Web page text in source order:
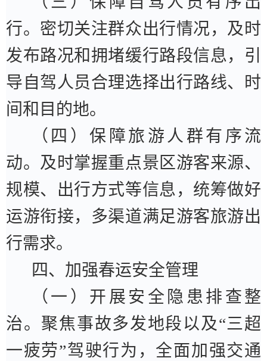
行。 密切关注群众出行情况，及时
发布路况和拥堵缓行路段信息，引
导自驾人员合理选择出行路线、时
间和目的地。
（四）保障旅游人群有序流
动。 及时掌握重点景区游客来源、
规模、出行方式等信息，统筹做好
运游衔接，多渠道满足游客旅游出
行需求。
四、加强春运安全管理
（一）开展安全隐患排查整
治。 聚焦事故多发地段以及“三超
一疲劳”驾驶行为，全面加强交通